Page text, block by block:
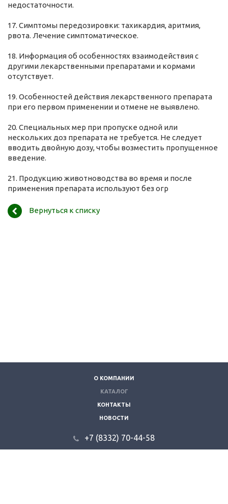
недостаточности.
17. Симптомы передозировки: тахикардия, аритмия,
рвота. Лечение симптоматическое.
18. Информация об особенностях взаимодействия с
другими лекарственными препаратами и кормами
отсутствует.
19. Особенностей действия лекарственного препарата
при его первом применении и отмене не выявлено.
20. Специальных мер при пропуске одной или
нескольких доз препарата не требуется. Не следует
вводить двойную дозу, чтобы возместить пропущенное
введение.
21. Продукцию животноводства во время и после
применения препарата используют без огр
Вернуться к списку
О КОМПАНИИ
КАТАЛОГ
КОНТАКТЫ
НОВОСТИ
+7 (8332) 70-44-58